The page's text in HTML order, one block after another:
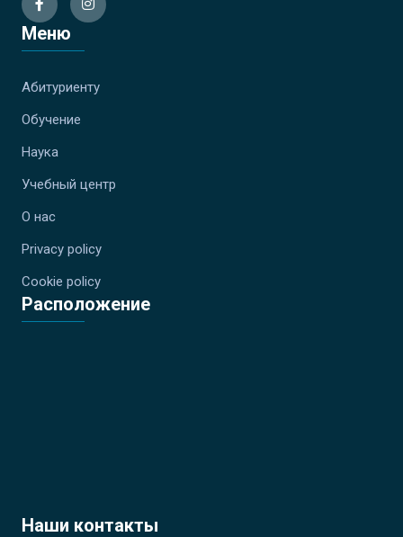
Меню
Абитуриенту
Обучение
Наука
Учебный центр
О нас
Privacy policy
Cookie policy
Расположение
Наши контакты